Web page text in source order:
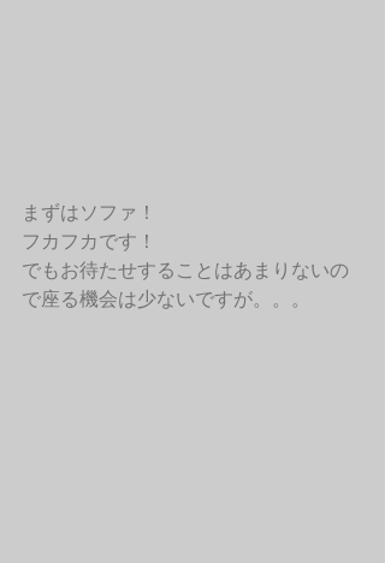
まずはソファ！
フカフカです！
でもお待たせすることはあまりないの
で座る機会は少ないですが。。。